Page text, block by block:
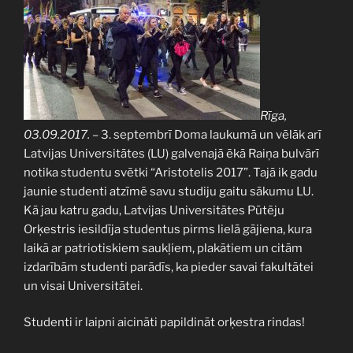
Rīga,
03.09.2017. – 3. septembrī Doma laukumā un vēlāk arī
Latvijas Universitātes (LU) galvenajā ēkā Raiņa bulvārī
notika studentu svētki “Aristotelis 2017”. Tajā ik gadu
jaunie studenti atzīmē savu studiju gaitu sākumu LU.
Kā jau katru gadu, Latvijas Universitātes Pūtēju
Orķestris iesildīja studentus pirms lielā gājiena, kura
laikā ar patriotiskiem saukļiem, plakātiem un citām
izdarībām studenti parādīs, ka pieder savai fakultātei
un visai Universitātei.
Studenti ir laipni aicināti papildināt orķestra rindas!